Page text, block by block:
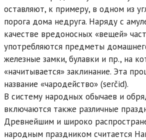
оставляют, к примеру, в одном из
порога дома недруга. Наряду с
качестве вредоносных «вещей»
употребляются предметы
железные замки, булавки и пр., на
«начитывается» заклинание. Эта
название «чародейство» (serčid).
В систему народных обычаев и
включаются также различные
Древнейшим и широко
народным праздником считается